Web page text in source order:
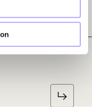
AB i konkurs